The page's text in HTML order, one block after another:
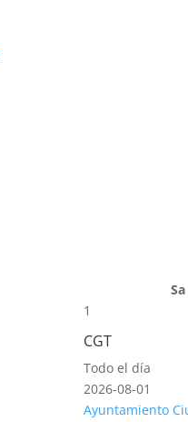
Sa
1
CGT
Todo el día
2026-08-01
Ayuntamiento